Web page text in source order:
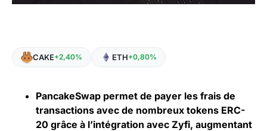
CAKE+2,40% ETH+0,80%
PancakeSwap permet de payer les frais de
transactions avec de nombreux tokens ERC-
20 grâce à l’intégration avec Zyfi, augmentant